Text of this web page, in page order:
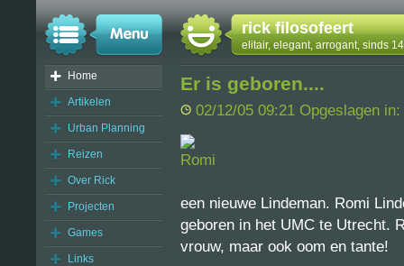
rick filosofeert
elitair, elegant, arrogant, sinds
Home
Artikelen
Urban Planning
Reizen
Over Rick
Projecten
Games
Links
Er is geboren....
02/12/05 09:21 Opgeslagen in:
een nieuwe Lindeman. Romi
geboren in het UMC te Utrecht.
vrouw, maar ook oom en tante!